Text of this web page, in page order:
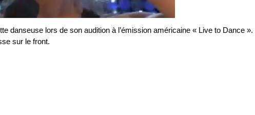
danseuse lors de son audition à l’émission américaine « Live to Dance ».
sur le front.